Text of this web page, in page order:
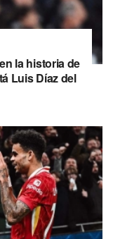
la historia de
Luis Díaz del